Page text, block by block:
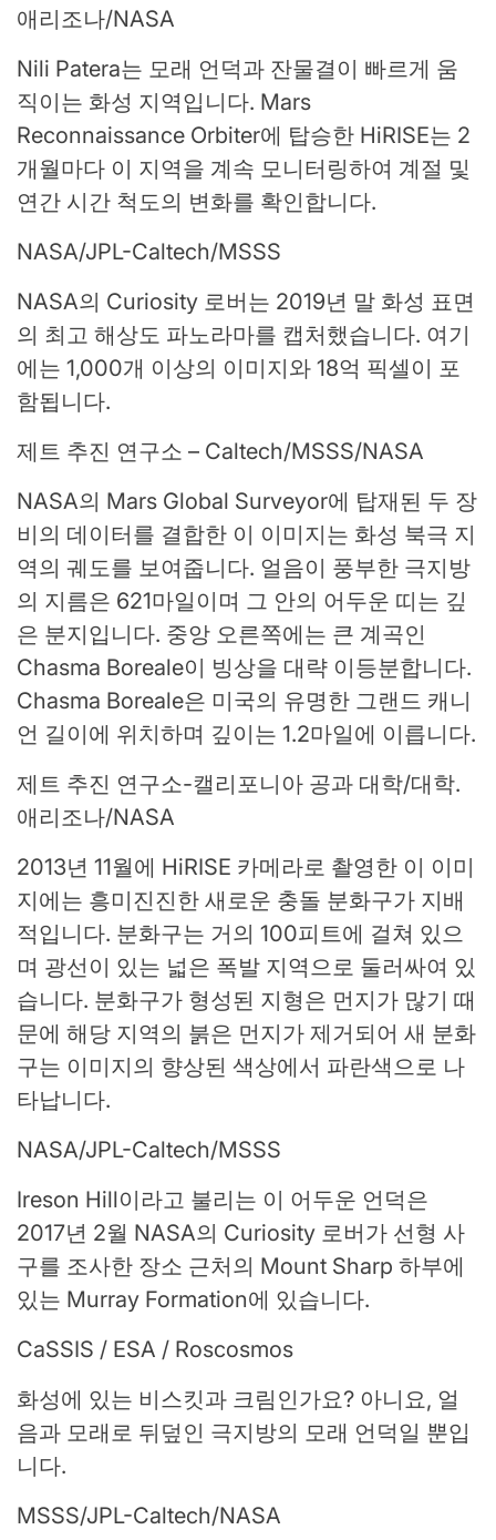
애리조나/NASA
Nili Patera는 모래 언덕과 잔물결이 빠르게 움
직이는 화성 지역입니다. Mars
Reconnaissance Orbiter에 탑승한 HiRISE는 2
개월마다 이 지역을 계속 모니터링하여 계절 및
연간 시간 척도의 변화를 확인합니다.
NASA/JPL-Caltech/MSSS
NASA의 Curiosity 로버는 2019년 말 화성 표면
의 최고 해상도 파노라마를 캡처했습니다. 여기
에는 1,000개 이상의 이미지와 18억 픽셀이 포
함됩니다.
제트 추진 연구소 – Caltech/MSSS/NASA
NASA의 Mars Global Surveyor에 탑재된 두 장
비의 데이터를 결합한 이 이미지는 화성 북극 지
역의 궤도를 보여줍니다. 얼음이 풍부한 극지방
의 지름은 621마일이며 그 안의 어두운 띠는 깊
은 분지입니다. 중앙 오른쪽에는 큰 계곡인
Chasma Boreale이 빙상을 대략 이등분합니다.
Chasma Boreale은 미국의 유명한 그랜드 캐니
언 길이에 위치하며 깊이는 1.2마일에 이릅니다.
제트 추진 연구소-캘리포니아 공과 대학/대학.
애리조나/NASA
2013년 11월에 HiRISE 카메라로 촬영한 이 이미
지에는 흥미진진한 새로운 충돌 분화구가 지배
적입니다. 분화구는 거의 100피트에 걸쳐 있으
며 광선이 있는 넓은 폭발 지역으로 둘러싸여 있
습니다. 분화구가 형성된 지형은 먼지가 많기 때
문에 해당 지역의 붉은 먼지가 제거되어 새 분화
구는 이미지의 향상된 색상에서 파란색으로 나
타납니다.
NASA/JPL-Caltech/MSSS
Ireson Hill이라고 불리는 이 어두운 언덕은
2017년 2월 NASA의 Curiosity 로버가 선형 사
구를 조사한 장소 근처의 Mount Sharp 하부에
있는 Murray Formation에 있습니다.
CaSSIS / ESA / Roscosmos
화성에 있는 비스킷과 크림인가요? 아니요, 얼
음과 모래로 뒤덮인 극지방의 모래 언덕일 뿐입
니다.
MSSS/JPL-Caltech/NASA